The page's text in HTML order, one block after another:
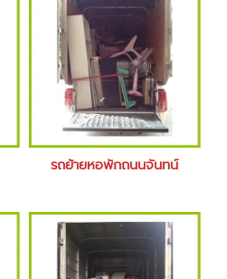
รถย้ายหอพักถนนจันทน์